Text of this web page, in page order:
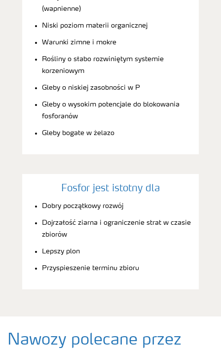
(wapnienne)
Niski poziom materii organicznej
Warunki zimne i mokre
Rośliny o słabo rozwiniętym systemie
korzeniowym
Gleby o niskiej zasobności w P
Gleby o wysokim potencjale do blokowania
fosforanów
Gleby bogate w żelazo
Fosfor jest istotny dla
Dobry początkowy rozwój
Dojrzałość ziarna i ograniczenie strat w czasie
zbiorów
Lepszy plon
Przyspieszenie terminu zbioru
Nawozy polecane przez